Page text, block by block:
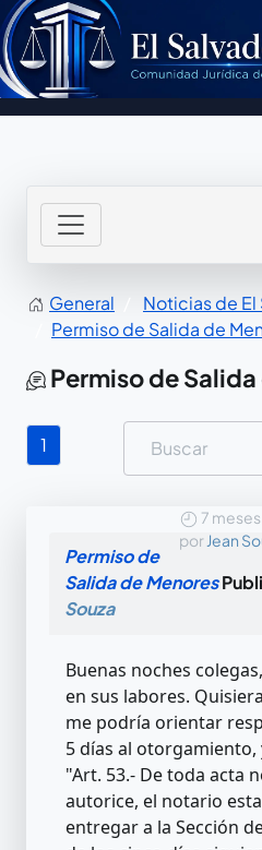
General
Noticias de El
Permiso de Salida de
Permiso de
1
7
porJean
Permiso de
Salida de Menores
Souza
Buenas noches
en sus labores.
me podría orientar
5 días al otorgamiento,
"Art. 53.- De toda acta
autorice, el notario
entregar a la Sección